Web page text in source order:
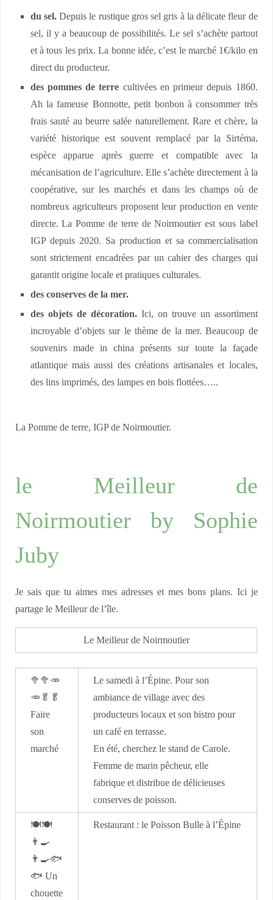
du sel.Depuis le rustique gros sel gris à la délicate fleur de
sel, il y a beaucoup de possibilités. Le sel s’achète partout
et à tous les prix. La bonne idée, c’est le marché 1€/kilo en
direct du producteur.
des pommes de terre cultivées en primeur depuis 1860.
Ah la fameuse Bonnotte, petit bonbon à consommer très
frais sauté au beurre salée naturellement. Rare et chère, la
variété historique est souvent remplacé par la Sirtéma,
espèce apparue après guerre et compatible avec la
mécanisation de l’agriculture. Elle s’achète directement à la
coopérative, sur les marchés et dans les champs où de
nombreux agriculteurs proposent leur production en vente
directe. La Pomme de terre de Noirmoutier est sous label
IGP depuis 2020. Sa production et sa commercialisation
sont strictement encadrées par un cahier des charges qui
garantit origine locale et pratiques culturales.
des conserves de la mer.
des objets de décoration.Ici, on trouve un assortiment
incroyable d’objets sur le thème de la mer. Beaucoup de
souvenirs made in china présents sur toute la façade
atlantique mais aussi des créations artisanales et locales,
des lins imprimés, des lampes en bois flottées…..
La Pomme de terre, IGP de Noirmoutier.
le Meilleur de
Noirmoutier by Sophie
Juby
Je sais que tu aimes mes adresses et mes bons plans. Ici je
partage le Meilleur de l’île.
Le Meilleur de Noirmoutier
🥦🥦🥕
🥕🥬🥬
Faire
son
marché
Le samedi à l’Épine. Pour son
ambiance de village avec des
producteurs locaux et son bistro pour
un café en terrasse.
En été, cherchez le stand de Carole.
Femme de marin pêcheur, elle
fabrique et distribue de délicieuses
conserves de poisson.
🍽🍽
👨‍🍳
👨‍🍳🐟
🐟 Un
chouette
Restaurant : le Poisson Bulle à l’Épine